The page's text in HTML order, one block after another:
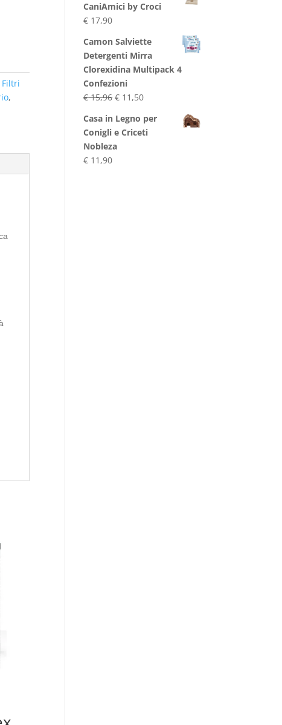
Filtri
,
CaniAmici by Croci
€ 17,90
Camon Salviette
Detergenti Mirra
Clorexidina Multipack 4
Confezioni
€15,96 Il
originale
era:
€ 15,96.
€ 11,50Il
attuale
è:
Casa in Legno per
Conigli e Criceti
Nobleza
€ 11,90